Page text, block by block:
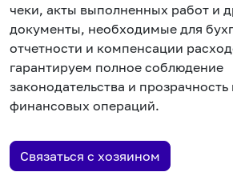
чеки, акты выполненных работ и
документы, необходимые для
отчетности и компенсации
гарантируем полное соблюдение
законодательства и прозрачность
финансовых операций.
Связаться с хозяином